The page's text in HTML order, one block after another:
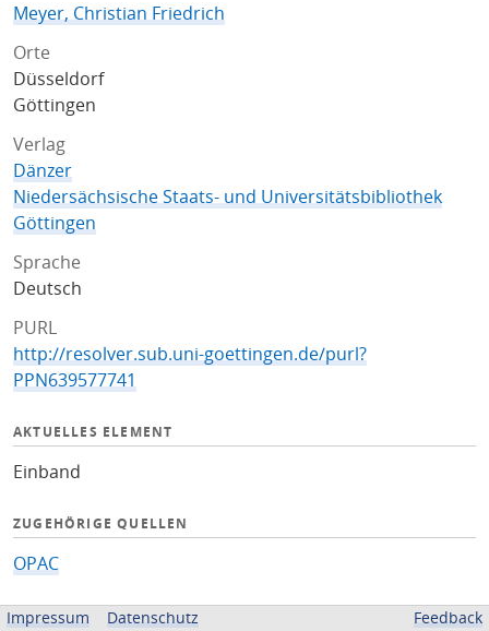
Meyer, Christian Friedrich
Orte
Düsseldorf
Göttingen
Verlag
Dänzer
Niedersächsische Staats- und Universitätsbibliothek
Göttingen
Sprache
Deutsch
PURL
http://resolver.sub.uni-goettingen.de/purl?
PPN639577741
AKTUELLES ELEMENT
Einband
ZUGEHÖRIGE QUELLEN
OPAC
BEREITGESTELLT VON
Impressum Datenschutz Feedback